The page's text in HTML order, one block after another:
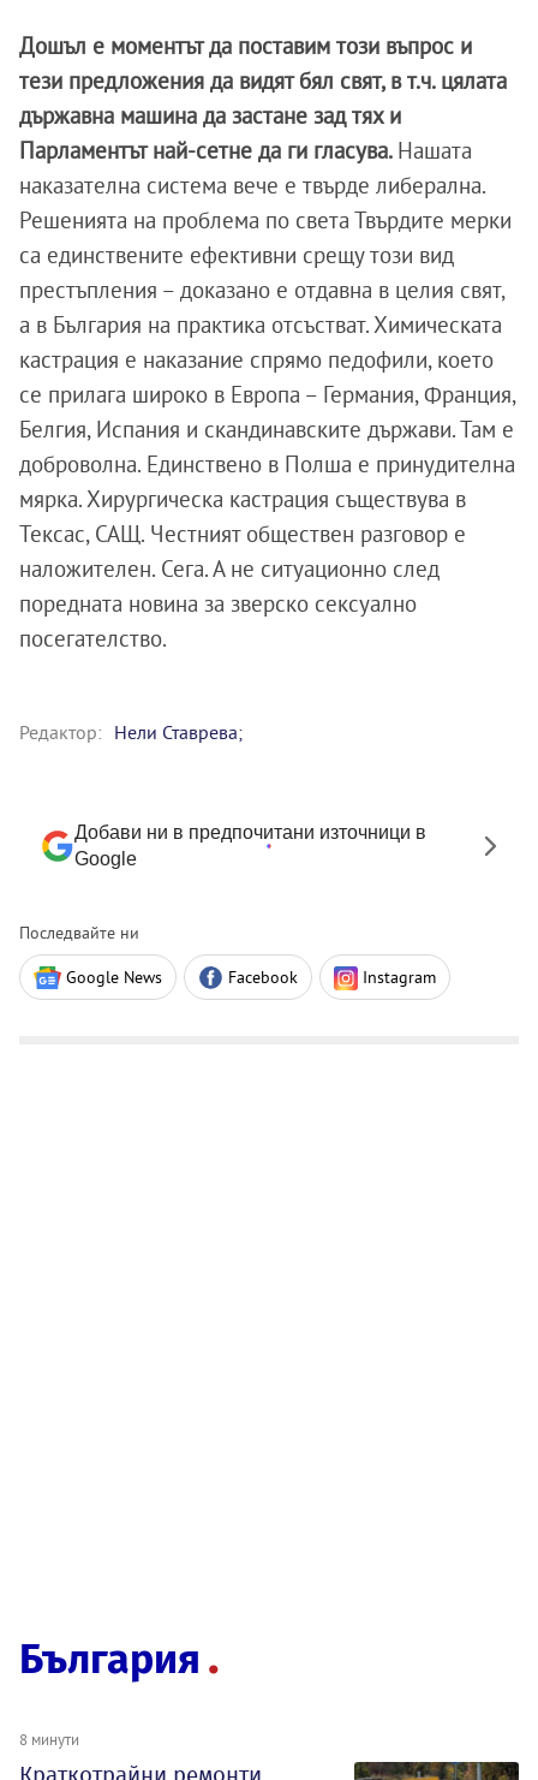
Дошъл е моментът да поставим този въпрос и
тези предложения да видят бял свят, в т.ч. цялата
държавна машина да застане зад тях и
Парламентът най-сетне да ги гласува. Нашата
наказателна система вече е твърде либерална.
Решенията на проблема по света Твърдите мерки
са единствените ефективни срещу този вид
престъпления – доказано е отдавна в целия свят,
а в България на практика отсъстват. Химическата
кастрация е наказание спрямо педофили, което
се прилага широко в Европа – Германия, Франция,
Белгия, Испания и скандинавските държави. Там е
доброволна. Единствено в Полша е принудителна
мярка. Хирургическа кастрация съществува в
Тексас, САЩ. Честният обществен разговор е
наложителен. Сега. А не ситуационно след
поредната новина за зверско сексуално
посегателство.
Редактор: Нели Ставрева;
Добави ни в предпочитани източници в
Google
Последвайте ни
Google News Facebook Instagram
България
8 минути